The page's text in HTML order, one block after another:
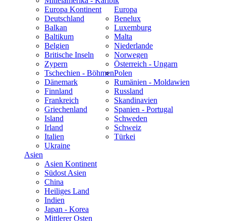
Europa
Europa Kontinent
Deutschland
Balkan
Baltikum
Belgien
Britische Inseln
Zypern
Tschechien - Böhmen
Dänemark
Finnland
Frankreich
Griechenland
Island
Irland
Italien
Benelux
Luxemburg
Malta
Niederlande
Norwegen
Österreich - Ungarn
Polen
Rumänien - Moldawien
Russland
Skandinavien
Spanien - Portugal
Schweden
Schweiz
Türkei
Ukraine
Asien
Asien Kontinent
Südost Asien
China
Heiliges Land
Indien
Japan - Korea
Mittlerer Osten